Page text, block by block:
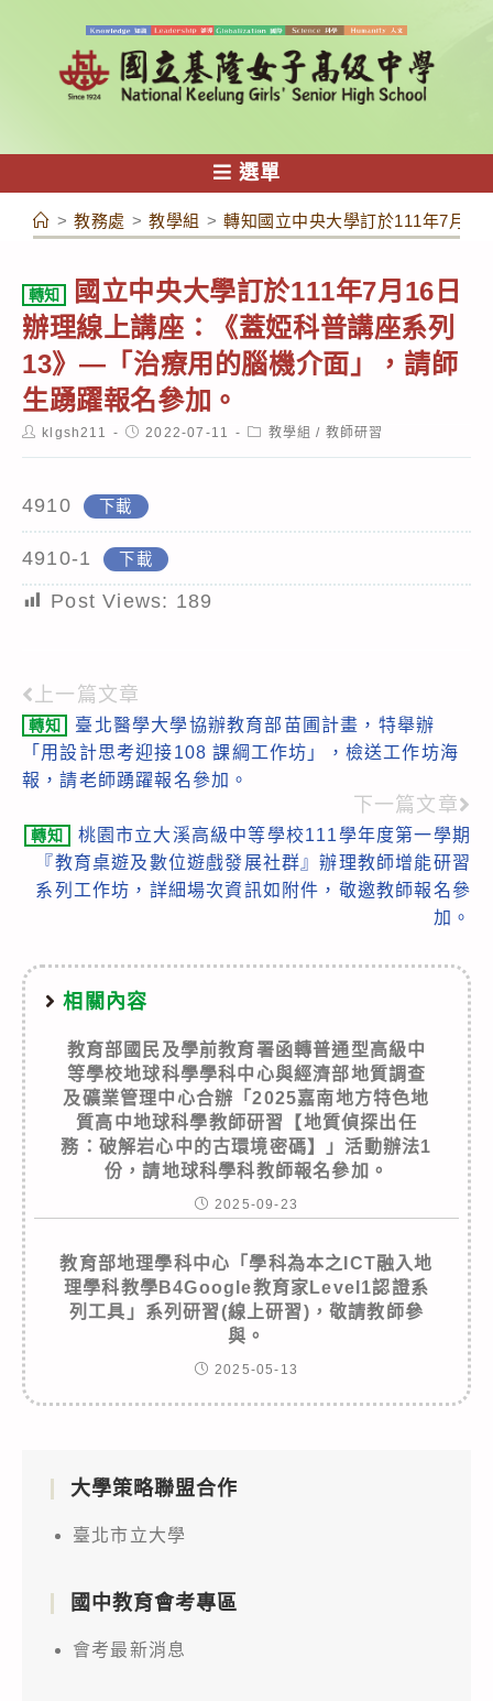
容
選單
> 教務處 > 教學組 > 轉知國立中央大學訂於111年7月
轉知
國立中央大學訂於111年7月16日
辦理線上講座：《蓋婭科普講座系列
13》—「治療用的腦機介面」，請師
生踴躍報名參加。
Postklgsh211
Post2022-07-11
Post教學組 / 教師研習
4910 下載
4910-1 下載
Post Views: 189
Read
more
articles
上一篇文章
轉知
臺北醫學大學協辦教育部苗圃計畫，特舉辦
「用設計思考迎接108 課綱工作坊」，檢送工作坊海
報，請老師踴躍報名參加。
下一篇文章
轉知
桃園市立大溪高級中等學校111學年度第一學期
『教育桌遊及數位遊戲發展社群』辦理教師增能研習
系列工作坊，詳細場次資訊如附件，敬邀教師報名參
加。
相關內容
教育部國民及學前教育署函轉普通型高級中
等學校地球科學學科中心與經濟部地質調查
及礦業管理中心合辦「2025嘉南地方特色地
質高中地球科學教師研習【地質偵探出任
務：破解岩心中的古環境密碼】」活動辦法1
份，請地球科學科教師報名參加。
2025-09-23
教育部地理學科中心「學科為本之ICT融入地
理學科教學B4Google教育家Level1認證系
列工具」系列研習(線上研習)，敬請教師參
與。
2025-05-13
大學策略聯盟合作
臺北市立大學
國中教育會考專區
會考最新消息